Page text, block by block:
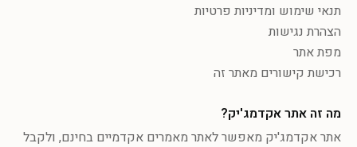
תנאי שימוש ומדיניות פרטיות
הצהרת נגישות
מפת אתר
רכישת קישורים מאתר זה
מה זה אתר אקדמג'יק?
אתר אקדמג'יק מאפשר לאתר מאמרים אקדמיים בחינם, ולקבל